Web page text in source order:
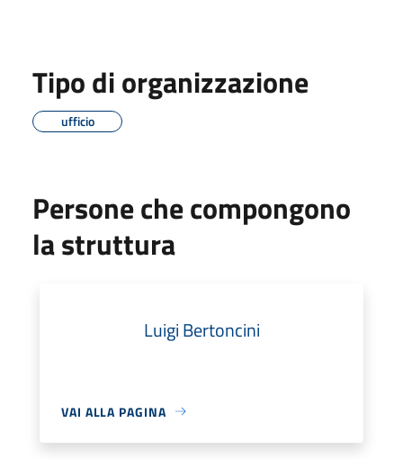
Tipo di organizzazione
ufficio
Persone che compongono
la struttura
Luigi Bertoncini
VAI ALLA PAGINA